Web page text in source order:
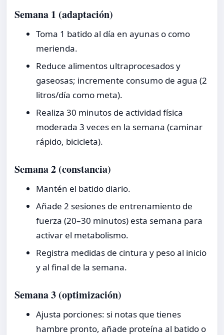
Semana 1 (adaptación)
Toma 1 batido al día en ayunas o como
merienda.
Reduce alimentos ultraprocesados y
gaseosas; incremente consumo de agua (2
litros/día como meta).
Realiza 30 minutos de actividad física
moderada 3 veces en la semana (caminar
rápido, bicicleta).
Semana 2 (constancia)
Mantén el batido diario.
Añade 2 sesiones de entrenamiento de
fuerza (20–30 minutos) esta semana para
activar el metabolismo.
Registra medidas de cintura y peso al inicio
y al final de la semana.
Semana 3 (optimización)
Ajusta porciones: si notas que tienes
hambre pronto, añade proteína al batido o